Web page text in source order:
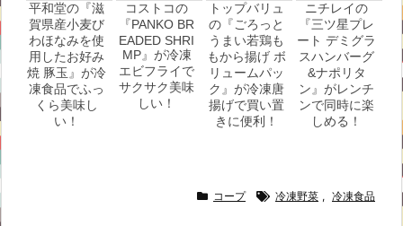
平和堂の『滋
賀県産小麦び
わほなみを使
用したお好み
焼 豚玉』が冷
凍食品でふっ
くら美味し
い！
コストコの
『PANKO BR
EADED SHRI
MP』が冷凍
エビフライで
サクサク美味
しい！
トップバリュ
の『ごろっと
うまい若鶏も
もから揚げ ボ
リュームパッ
ク』が冷凍唐
揚げで買い置
きに便利！
ニチレイの
『三ツ星プレ
ート デミグラ
スハンバーグ
&ナポリタ
ン』がレンチ
ンで同時に楽
しめる！
コープ 冷凍野菜 , 冷凍食品